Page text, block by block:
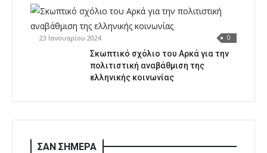
23 Ιανουαρίου 2024 0
Σκωπτικό σχόλιο του Αρκά για την
πολιτιστική αναβάθμιση της
ελληνικής κοινωνίας
ΣΑΝ ΣΗΜΕΡΑ